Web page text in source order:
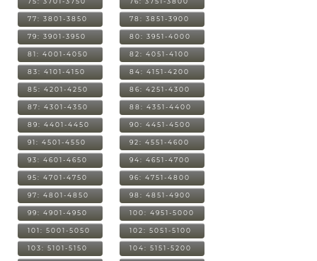
77: 3801-3850 78: 3851-3900
79: 3901-3950 80: 3951-4000
81: 4001-4050 82: 4051-4100
83: 4101-4150 84: 4151-4200
85: 4201-4250 86: 4251-4300
87: 4301-4350 88: 4351-4400
89: 4401-4450 90: 4451-4500
91: 4501-4550 92: 4551-4600
93: 4601-4650 94: 4651-4700
95: 4701-4750 96: 4751-4800
97: 4801-4850 98: 4851-4900
99: 4901-4950 100: 4951-5000
101: 5001-5050 102: 5051-5100
103: 5101-5150 104: 5151-5200